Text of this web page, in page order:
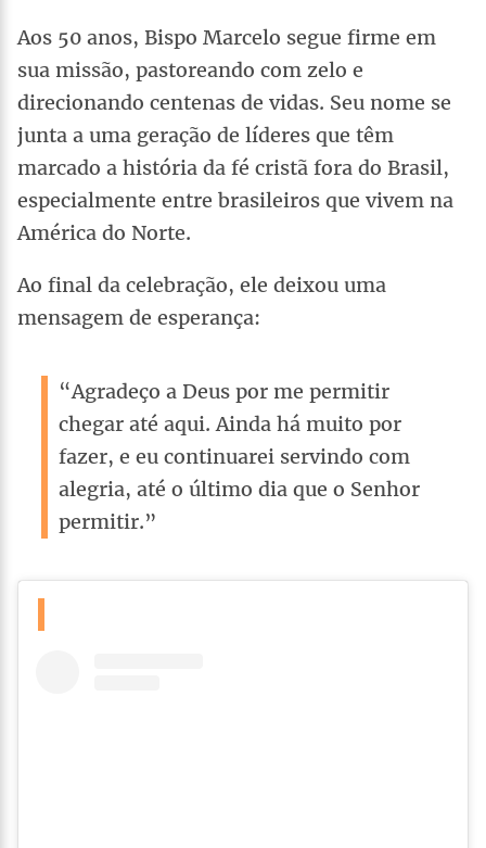
Aos 50 anos, Bispo Marcelo segue firme em
sua missão, pastoreando com zelo e
direcionando centenas de vidas. Seu nome se
junta a uma geração de líderes que têm
marcado a história da fé cristã fora do Brasil,
especialmente entre brasileiros que vivem na
América do Norte.
Ao final da celebração, ele deixou uma
mensagem de esperança:
“Agradeço a Deus por me permitir
chegar até aqui. Ainda há muito por
fazer, e eu continuarei servindo com
alegria, até o último dia que o Senhor
permitir.”